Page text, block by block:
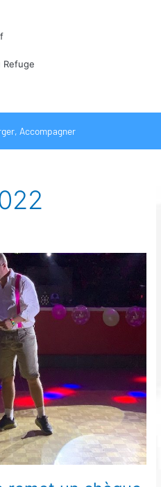
Refuge
Accompagner